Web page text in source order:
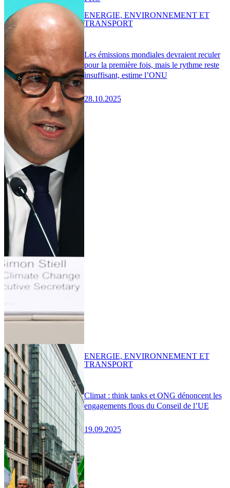
Les émissions mondiales devraient reculer
pour la première fois, mais le rythme reste
insuffisant, estime l’ONU
28.10.2025
ENERGIE, ENVIRONNEMENT ET
TRANSPORT
Climat : think tanks et ONG dénoncent les
engagements flous du Conseil de l’UE
19.09.2025
ENERGIE, ENVIRONNEMENT ET
TRANSPORT